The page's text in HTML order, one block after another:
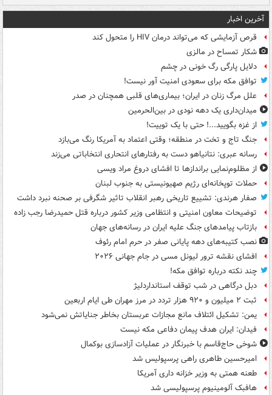
آخرین اخبار
قرص آزمایشی که می‌تواند درمان HIV را متحول کند
شکار تمساح در مالزی
دلایل پارگی رگ خونی در چشم
توافق مکه برای سعودی امنیت آور نیست!
علل مرگ زنان در ایران؛ بیماری‌های قلبی همچنان در صدر
میدان‌داری یک دهه نودی در بین‌الحرمین
از غزه بگویید...! حتی با یک توییت!
جنگ تاج و تخت در منطقه؛ وقتی اعتماد به آمریکا رنگ می‌بازد
رسانه عبری: نتانیاهو دست به رفتارهای انتحاری انتخاباتی می‌زند
از مظلوم‌نمایی براندازها تا افشای دروغ مراد ویسی
حملات توپخانه‌ای رژیم صهیونیستی به جنوب لبنان
صفار هرندی: تشییع تاریخی رهبر انقلاب تاثیر شگرفی بر صحنه نبرد داشت
توضیحات معاون امنیتی و انتظامی وزیر کشور درباره قتل حمیدرضا رجب زاده
بازتاب پیامدهای جنگ علیه ایران در رسانه‌های جهان
نصب کتیبه‌های دهه پایانی صفر در حرم امام رئوف
افشای نقشه ترور لیونل مسی در جام جهانی ۲۰۲۶
چند نکته درباره توافق مکه!
دبل درگاهی در شب توقف استانداردلیژ
ثبت ۲ میلیون و ۹۲۰ هزار تردد در مرز مهران طی ایام اربعین
یمن: تشکیل ائتلاف مانع مجازات عربستان بخاطر جنایاتش نمی‌شود
فیدان: ایران هدف پیمان دفاعی مکه نیست
شوخی حاج‌قاسم با خبرنگار در عملیات آزادسازی بوکمال
امیرحسین طاهری راهی پرسپولیس شد
طعنه همتی به وزیر خزانه داری آمریکا
هافبک آلومینیوم پرسپولیسی شد